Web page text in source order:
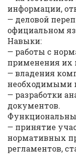
информации,
— деловой
официальном
Навыки:
— работы с
применения их
— владения
необходимыми
— разработки
документов.
— принятие
нормативных
регламентов,